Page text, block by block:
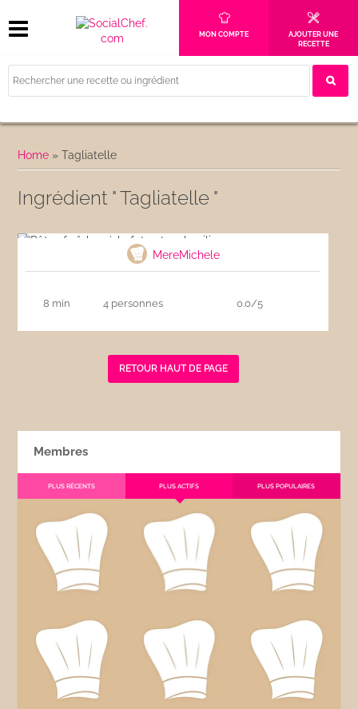
MON COMPTE
AJOUTER UNE
RECETTE
Home »Tagliatelle
Ingrédient " Tagliatelle "
MereMichele
8 min 4 personnes 0.0/5
RETOUR HAUT DE PAGE
Membres
PLUS RÉCENTS PLUS ACTIFS PLUS POPULAIRES